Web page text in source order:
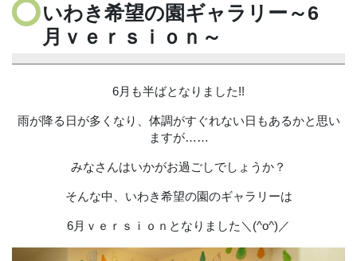
いわき希望の園ギャラリー～6
月ｖｅｒｓｉｏｎ～
6月も半ばとなりました!!
雨が降る日が多くなり、体調がすぐれない日もあるかと思い
ますが……
みなさんはいかがお過ごしでしょうか？
そんな中、いわき希望の園のギャラリーは
6月ｖｅｒｓｉｏｎとなりました＼(^o^)／